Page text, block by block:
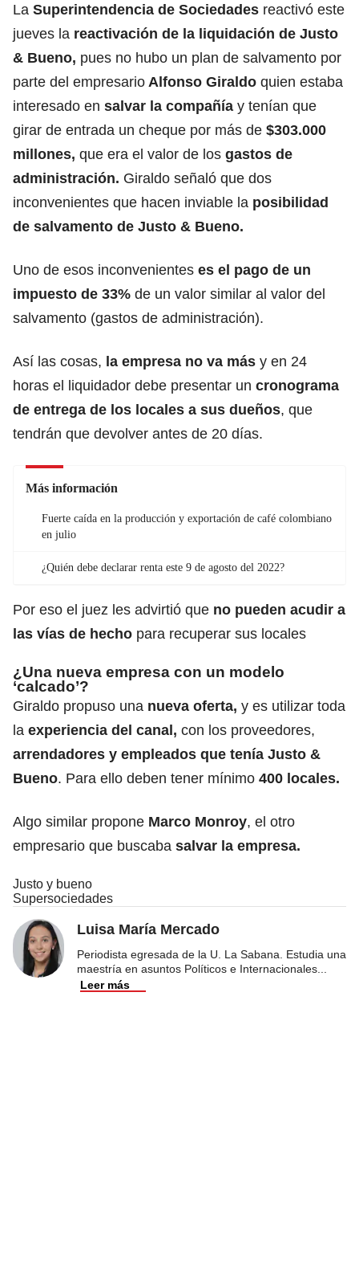
La Superintendencia de Sociedades reactivó este
jueves la reactivación de la liquidación de Justo
& Bueno, pues no hubo un plan de salvamento por
parte del empresario Alfonso Giraldo quien estaba
interesado en salvar la compañía y tenían que
girar de entrada un cheque por más de $303.000
millones, que era el valor de los gastos de
administración. Giraldo señaló que dos
inconvenientes que hacen inviable la posibilidad
de salvamento de Justo & Bueno.
Uno de esos inconvenientes es el pago de un
impuesto de 33% de un valor similar al valor del
salvamento (gastos de administración).
Así las cosas, la empresa no va más y en 24
horas el liquidador debe presentar un cronograma
de entrega de los locales a sus dueños, que
tendrán que devolver antes de 20 días.
Más información
Fuerte caída en la producción y exportación de café colombiano
en julio
¿Quién debe declarar renta este 9 de agosto del 2022?
Por eso el juez les advirtió que no pueden acudir a
las vías de hecho para recuperar sus locales
¿Una nueva empresa con un modelo
‘calcado’?
Giraldo propuso una nueva oferta, y es utilizar toda
la experiencia del canal, con los proveedores,
arrendadores y empleados que tenía Justo &
Bueno. Para ello deben tener mínimo 400 locales.
Algo similar propone Marco Monroy, el otro
empresario que buscaba salvar la empresa.
Justo y bueno
Supersociedades
Luisa María Mercado
Periodista egresada de la U. La Sabana. Estudia una
maestría en asuntos Políticos e Internacionales
Leer más